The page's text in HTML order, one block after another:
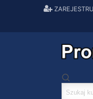
Szukaj
kuponów